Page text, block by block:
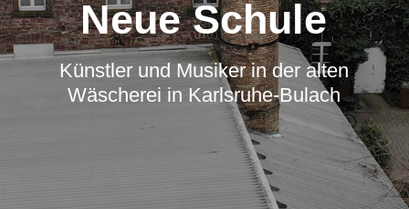
Neue Schule
Künstler und Musiker in der alten
Wäscherei in Karlsruhe-Bulach